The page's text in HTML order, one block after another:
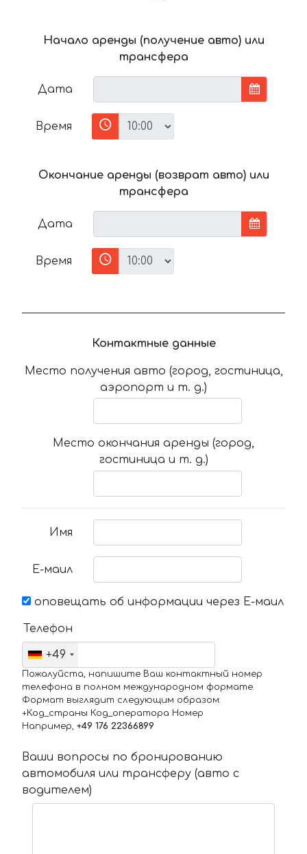
Начало аренды (получение авто) или
трансфера
Дата
Время
Окончание аренды (возврат авто) или
трансфера
Дата
Время
Контактные данные
Место получения авто (город, гостиница,
аэропорт и т. д.)
Место окончания аренды (город,
гостиница и т. д.)
Имя
Е-маил
оповещать об информации через Е-маил
Телефон
+49
Пожалуйста, напишите Ваш контактный номер
телефона в полном международном формате.
Формат выглядит следующим образом:
+Код_страны Код_оператора Номер
Например, +49 176 22366899
Ваши вопросы по бронированию
автомобиля или трансферу (авто с
водителем)